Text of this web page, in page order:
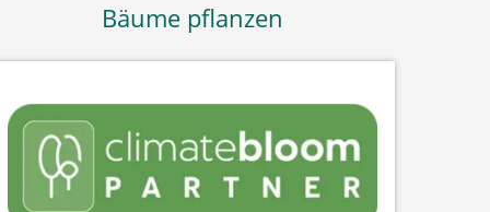
Bäume pflanzen